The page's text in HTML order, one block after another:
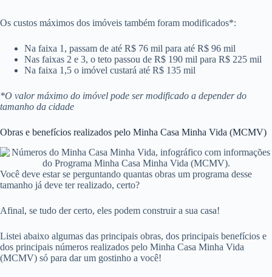
Os custos máximos dos imóveis também foram modificados*:
Na faixa 1, passam de até R$ 76 mil para até R$ 96 mil
Nas faixas 2 e 3, o teto passou de R$ 190 mil para R$ 225 mil
Na faixa 1,5 o imóvel custará até R$ 135 mil
*O valor máximo do imóvel pode ser modificado a depender do
tamanho da cidade
Obras e benefícios realizados pelo Minha Casa Minha Vida (MCMV)
Você deve estar se perguntando quantas obras um programa desse
tamanho já deve ter realizado, certo?
Afinal, se tudo der certo, eles podem construir a sua casa!
Listei abaixo algumas das principais obras, dos principais benefícios e
dos principais números realizados pelo Minha Casa Minha Vida
(MCMV) só para dar um gostinho a você!